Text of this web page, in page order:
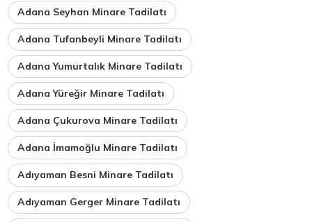
Adana Seyhan Minare Tadilatı
Adana Tufanbeyli Minare Tadilatı
Adana Yumurtalık Minare Tadilatı
Adana Yüreğir Minare Tadilatı
Adana Çukurova Minare Tadilatı
Adana İmamoğlu Minare Tadilatı
Adıyaman Besni Minare Tadilatı
Adıyaman Gerger Minare Tadilatı